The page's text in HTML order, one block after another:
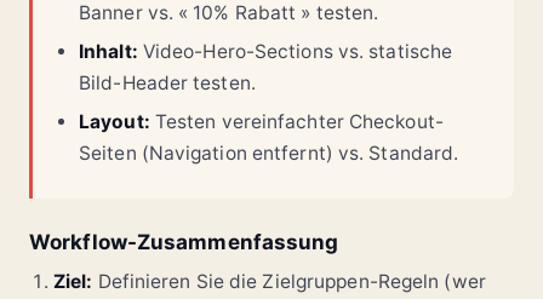
Banner vs. « 10% Rabatt » testen.
Inhalt: Video-Hero-Sections vs. statische
Bild-Header testen.
Layout: Testen vereinfachter Checkout-
Seiten (Navigation entfernt) vs. Standard.
Workflow-Zusammenfassung
Ziel: Definieren Sie die Zielgruppen-Regeln (wer